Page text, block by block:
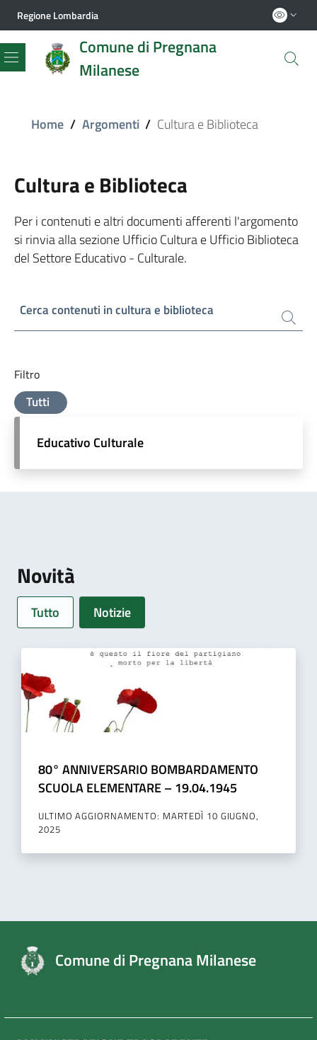
Regione Lombardia
Comune di Pregnana
Milanese
Menu
Home / Argomenti / Cultura e Biblioteca
Cultura e Biblioteca
Per i contenuti e altri documenti afferenti l'argomento
si rinvia alla sezione Ufficio Cultura e Ufficio Biblioteca
del Settore Educativo - Culturale.
Cerca contenuti in cultura e biblioteca
Filtro
Tutti
Educativo Culturale
Novità
Tutto Notizie
80° ANNIVERSARIO BOMBARDAMENTO
SCUOLA ELEMENTARE – 19.04.1945
ULTIMO AGGIORNAMENTO: MARTEDÌ 10 GIUGNO,
2025
Comune di Pregnana Milanese